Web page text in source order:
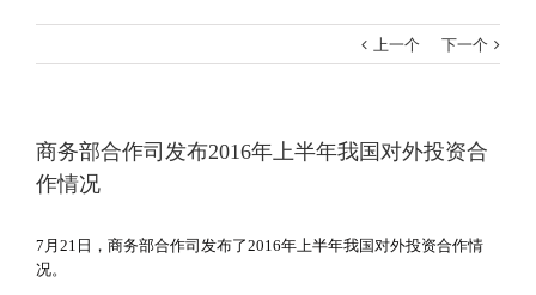
上一个 下一个
商务部合作司发布2016年上半年我国对外投资合
作情况
7月21日，商务部合作司发布了2016年上半年我国对外投资合作情
况。